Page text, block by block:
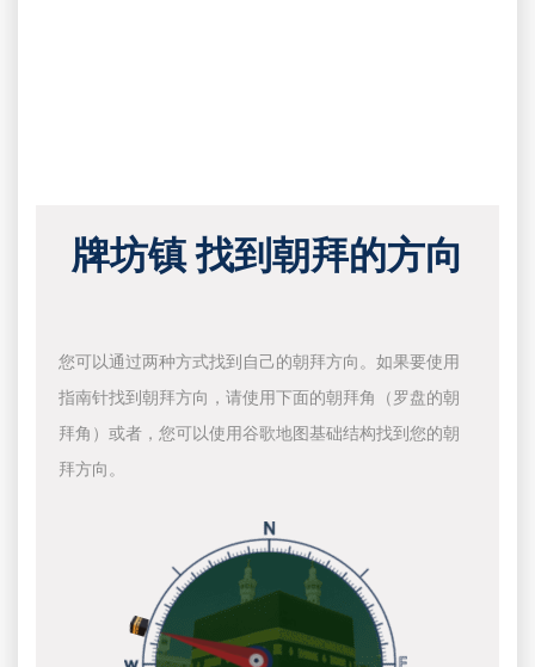
牌坊镇 找到朝拜的方向
您可以通过两种方式找到自己的朝拜方向。如果要使用
指南针找到朝拜方向，请使用下面的朝拜角（罗盘的朝
拜角）或者，您可以使用谷歌地图基础结构找到您的朝
拜方向。